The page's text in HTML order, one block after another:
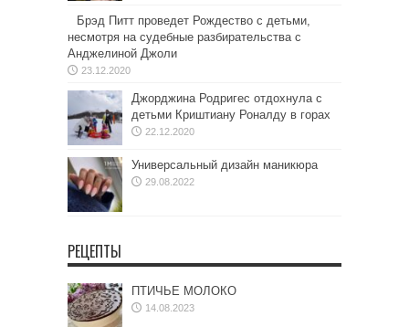
Брэд Питт проведет Рождество с детьми,
несмотря на судебные разбирательства с
Анджелиной Джоли
23.12.2020
Джорджина Родригес отдохнула с
детьми Криштиану Роналду в горах
22.12.2020
Универсальный дизайн маникюра
29.08.2022
РЕЦЕПТЫ
ПТИЧЬЕ МОЛОКО
14.08.2023